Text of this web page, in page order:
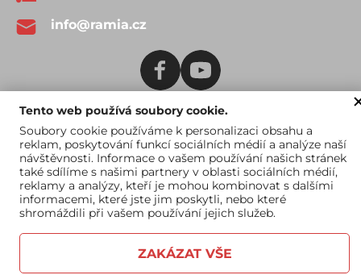
info@ramia.cz
Obchodní podmínky Katalog ke stažení
Tento web používá soubory cookie.
Soubory cookie používáme k personalizaci obsahu a
reklam, poskytování funkcí sociálních médií a analýze naší
návštěvnosti. Informace o vašem používání našich stránek
také sdílíme s našimi partnery v oblasti sociálních médií,
reklamy a analýzy, kteří je mohou kombinovat s dalšími
informacemi, které jste jim poskytli, nebo které
shromáždili při vašem používání jejich služeb.
ZAKÁZAT VŠE